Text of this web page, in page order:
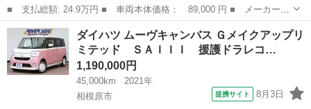
■ 支払総額: 24.9万円 ■ 車両本体価格： 89,000 円 ■ メーカー
名： ダイハツ ■ 車種名： タント ■ グレード名： カスタムＶ
Ｓ ナビ ■ 排気量： 660cc ■ ドア枚数： 5D ■ ミッション：
...
神奈川 川崎市 タント
ダイハツ ムーヴキャンバス Ｇメイクアップリ
ミテッド ＳＡＩＩＩ 援護ドラレコ…
1,190,000円
45,000km
2021年
相模原市
提携サイト 8月3日